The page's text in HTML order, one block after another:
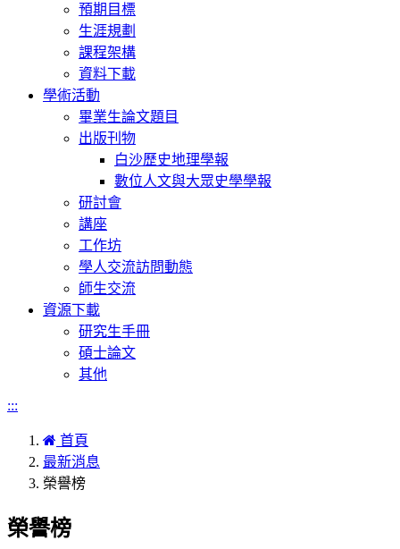
預期目標
生涯規劃
課程架構
資料下載
學術活動
畢業生論文題目
出版刊物
白沙歷史地理學報
數位人文與大眾史學學報
研討會
講座
工作坊
學人交流訪問動態
師生交流
資源下載
研究生手冊
碩士論文
其他
:::
首頁
最新消息
榮譽榜
榮譽榜